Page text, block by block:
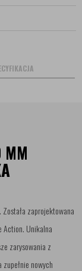
MM
zaprojektowana
Action. Unikalna
zarysowania z
nowych